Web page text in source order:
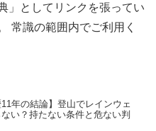
」としてリンクを張ってい
常識の範囲内でご利用く
11年の結論】登山でレインウェ
い？持たない条件と危ない判